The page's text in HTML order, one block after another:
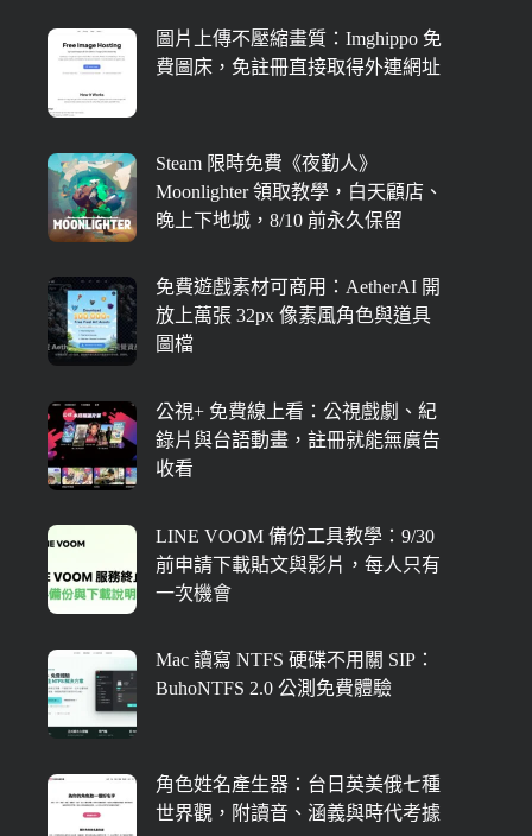
圖片上傳不壓縮畫質：Imghippo 免
費圖床，免註冊直接取得外連網址
Steam 限時免費《夜勤人》
Moonlighter 領取教學，白天顧店、
晚上下地城，8/10 前永久保留
免費遊戲素材可商用：AetherAI 開
放上萬張 32px 像素風角色與道具
圖檔
公視+ 免費線上看：公視戲劇、紀
錄片與台語動畫，註冊就能無廣告
收看
LINE VOOM 備份工具教學：9/30
前申請下載貼文與影片，每人只有
一次機會
Mac 讀寫 NTFS 硬碟不用關 SIP：
BuhoNTFS 2.0 公測免費體驗
角色姓名產生器：台日英美俄七種
世界觀，附讀音、涵義與時代考據